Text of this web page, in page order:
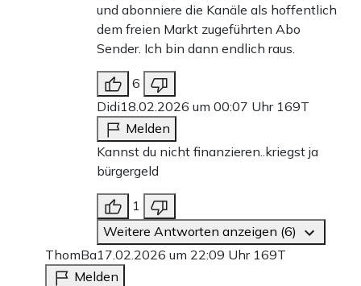
und abonniere die Kanäle als hoffentlich
dem freien Markt zugeführten Abo
Sender. Ich bin dann endlich raus.
6
Didi18.02.2026 um 00:07 Uhr 169T
Melden
Kannst du nicht finanzieren..kriegst ja
bürgergeld
1
Weitere Antworten anzeigen (6)
ThomBa17.02.2026 um 22:09 Uhr 169T
Melden